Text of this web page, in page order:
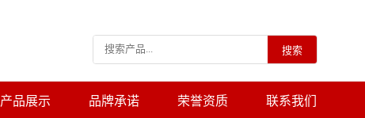
搜索
产品展示 品牌承诺 荣誉资质 联系我们